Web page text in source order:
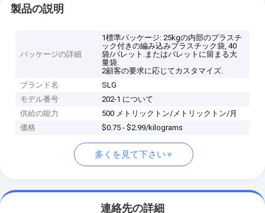
製品の説明
パッケージの詳細
1標準パッケージ: 25kgの内部のプラスチ
ック付きの編み込みプラスチック袋, 40
袋/パレット.またはパレットに留まる大
量袋.
2顧客の要求に応じてカスタマイズ.
ブランド名
SLG
モデル番号
202-1 について
供給の能力
500 メトリックトン/メトリックトン/月
価格
$0.75 - $2.99/kilograms
多くを見て下さい
連絡先の詳細